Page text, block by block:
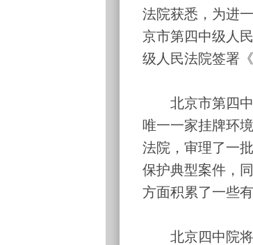
法院获悉，为进
京市第四中级人
级人民法院签署
北京市第四中
唯一一家挂牌环
法院，审理了一
保护典型案件，
方面积累了一些有
北京四中院将